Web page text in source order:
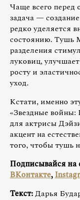
Чаще всего перед
задача —
редко уделяется
состоянию. Тушь
разделения
луковиц,
росту и
уход.
Кстати, именно
«Звездные
для актрисы
акцент на
того, чтобы тушь
Подписывайся на
ВКонтакте,
Текст:Дарья